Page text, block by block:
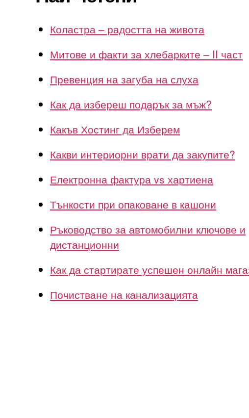
Коластра – радостта на живота
Митове и факти за хлебарките – II част
Превенция на загуба на слуха
Как да избереш подарък за мъж?
Какъв Хостинг да Изберем
Какви интериорни врати да закупите?
Електронна фактура vs хартиена
Тънкости при опаковане в кашони
Ръководство за автомобилни ключове и
дистанционни
Как да стартирате успешен онлайн
Почистване на канализацията